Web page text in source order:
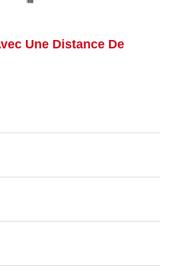
Une Distance De